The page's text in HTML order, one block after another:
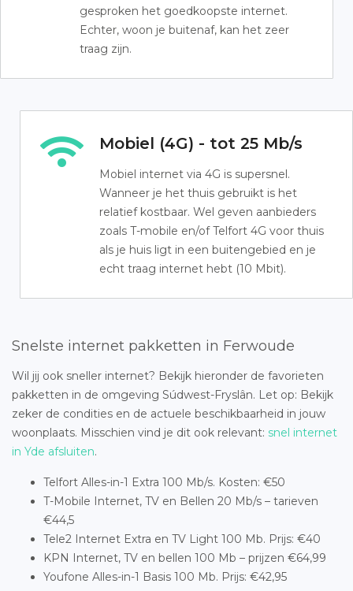
gesproken het goedkoopste internet.
Echter, woon je buitenaf, kan het zeer
traag zijn.
Mobiel (4G) - tot 25 Mb/s
Mobiel internet via 4G is supersnel.
Wanneer je het thuis gebruikt is het
relatief kostbaar. Wel geven aanbieders
zoals T-mobile en/of Telfort 4G voor thuis
als je huis ligt in een buitengebied en je
echt traag internet hebt (10 Mbit).
Snelste internet pakketten in Ferwoude
Wil jij ook sneller internet? Bekijk hieronder de favorieten
pakketten in de omgeving Súdwest-Fryslân. Let op: Bekijk
zeker de condities en de actuele beschikbaarheid in jouw
woonplaats. Misschien vind je dit ook relevant: snel internet
in Yde afsluiten.
Telfort Alles-in-1 Extra 100 Mb/s. Kosten: €50
T-Mobile Internet, TV en Bellen 20 Mb/s – tarieven
€44,5
Tele2 Internet Extra en TV Light 100 Mb. Prijs: €40
KPN Internet, TV en bellen 100 Mb – prijzen €64,99
Youfone Alles-in-1 Basis 100 Mb. Prijs: €42,95